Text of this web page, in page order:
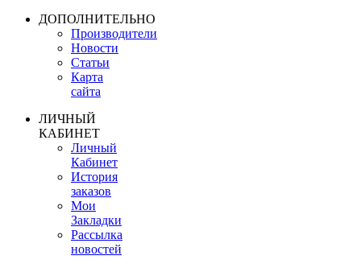
ДОПОЛНИТЕЛЬНО
Производители
Новости
Статьи
Карта
сайта
ЛИЧНЫЙ
КАБИНЕТ
Личный
Кабинет
История
заказов
Мои
Закладки
Рассылка
новостей